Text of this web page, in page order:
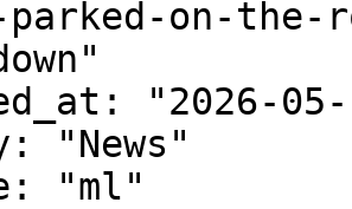
on-the-
"2026-05-
"News"
"ml"